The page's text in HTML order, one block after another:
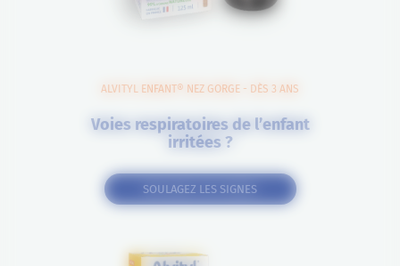
ALVITYL ENFANT® NEZ GORGE - DÈS 3 ANS
Voies respiratoires de l’enfant
irritées ?
SOULAGEZ LES SIGNES